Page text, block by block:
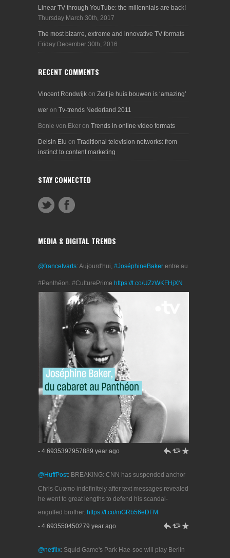
Linear TV through YouTube: the millennials are back!
Thursday March 30th, 2017
The most bizarre, extreme and innovative TV formats
Friday December 30th, 2016
RECENT COMMENTS
Vincent Rondwijk on Zelf je huis bouwen is ‘amazing’
wer on Tv-trends Nederland 2011
Bonie von Eker on Trends in online video formats
Delsin Elu on Traditional television networks: from
instinct to content marketing
STAY CONNECTED
MEDIA & DIGITAL TRENDS
@francetvarts: Aujourd'hui, #JoséphineBaker entre au
#Panthéon. #CulturePrime https://t.co/UZzWKFHjXN
- 4.6935397957889 year ago h J R
@HuffPost: BREAKING: CNN has suspended anchor
Chris Cuomo indefinitely after text messages revealed
he went to great lengths to defend his scandal-
engulfed brother. https://t.co/mGRb56eDFM
- 4.693550450279 year ago
h J R
@netflix: Squid Game's Park Hae-soo will play Berlin